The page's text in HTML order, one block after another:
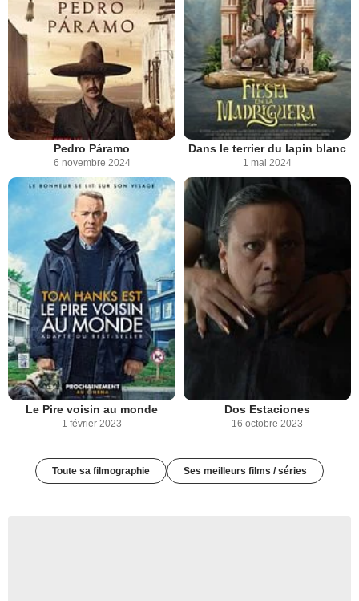
Pedro Páramo
6 novembre 2024
Dans le terrier du lapin blanc
1 mai 2024
Le Pire voisin au monde
1 février 2023
Dos Estaciones
16 octobre 2023
Toute sa filmographie Ses meilleurs films / séries